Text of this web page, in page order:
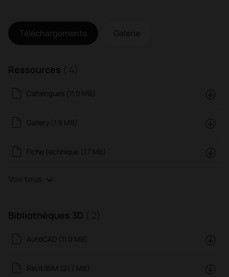
Téléchargements Galerie
Ressources ( 4)
Catalogues (11.0 MB)
Gallery (1.9 MB)
Fiche technique (1.7 MB)
Voir tous
Bibliothèques 3D ( 2)
AutoCAD (11.0 MB)
Revit/BIM (21.7 MB)